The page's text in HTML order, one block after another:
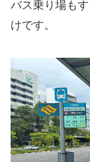
バス乗り場も
けです。